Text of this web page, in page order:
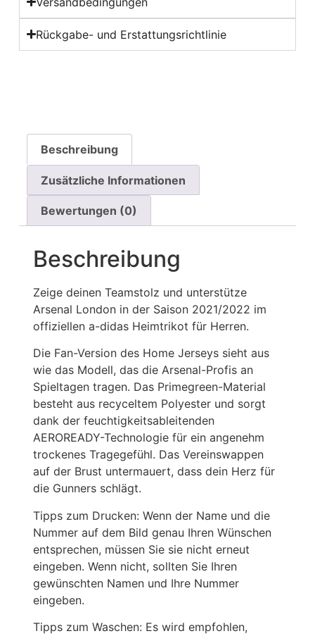
Rückgabe- und Erstattungsrichtlinie
Beschreibung
Zusätzliche Informationen
Bewertungen (0)
Beschreibung
Zeige deinen Teamstolz und unterstütze
Arsenal London in der Saison 2021/2022 im
offiziellen a-didas Heimtrikot für Herren.
Die Fan-Version des Home Jerseys sieht aus
wie das Modell, das die Arsenal-Profis an
Spieltagen tragen. Das Primegreen-Material
besteht aus recyceltem Polyester und sorgt
dank der feuchtigkeitsableitenden
AEROREADY-Technologie für ein angenehm
trockenes Tragegefühl. Das Vereinswappen
auf der Brust untermauert, dass dein Herz für
die Gunners schlägt.
Tipps zum Drucken: Wenn der Name und die
Nummer auf dem Bild genau Ihren Wünschen
entsprechen, müssen Sie sie nicht erneut
eingeben. Wenn nicht, sollten Sie Ihren
gewünschten Namen und Ihre Nummer
eingeben.
Tipps zum Waschen: Es wird empfohlen,